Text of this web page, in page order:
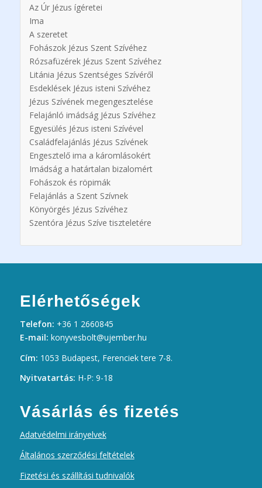
Az Úr Jézus ígéretei
Ima
A szeretet
Fohászok Jézus Szent Szívéhez
Rózsafüzérek Jézus Szent Szívéhez
Litánia Jézus Szentséges Szívéről
Esdeklések Jézus isteni Szívéhez
Jézus Szívének megengesztelése
Felajánló imádság Jézus Szívéhez
Egyesülés Jézus isteni Szívével
Családfelajánlás Jézus Szívének
Engesztelő ima a káromlásokért
Imádság a határtalan bizalomért
Fohászok és röpimák
Felajánlás a Szent Szívnek
Könyörgés Jézus Szívéhez
Szentóra Jézus Szíve tiszteletére
Elérhetőségek
Telefon: +36 1 2660845
E-mail: konyvesbolt@ujember.hu
Cím: 1053 Budapest, Ferenciek tere 7-8.
Nyitvatartás: H-P: 9-18
Vásárlás és fizetés
Adatvédelmi irányelvek
Általános szerződési feltételek
Fizetési és szállítási tudnivalók